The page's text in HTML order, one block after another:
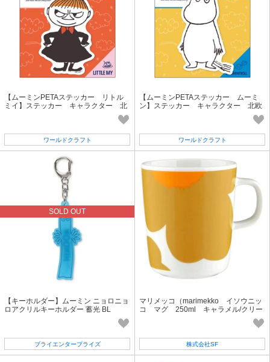
【ムーミンPETAステッカー リトル
ミイ】ステッカー キャラクター 北
ワールドクラフト
【ムーミンPETAステッカー ムーミ
ン】ステッカー キャラクター 北欧
ワールドクラフト
SOLD OUT
【キーホルダー】ムーミン ニョロニョ
ロアクリルキーホルダー 蓄光 BL
ブライエンタープライズ
マリメッコ（marimekko イソウニッ
コ マグ 250ml キャラメル/クリー
株式会社SF